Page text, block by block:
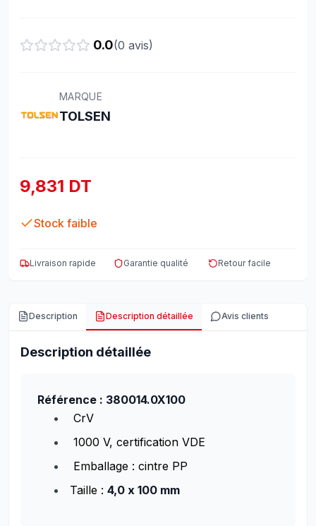
0.0(0 avis)
MARQUE
TOLSEN
9,831 DT
Stock faible
Livraison rapide Garantie qualité Retour facile
Description Description détaillée Avis clients
Description détaillée
Référence : 380014.0X100
CrV
1000 V, certification VDE
Emballage : cintre PP
Taille : 4,0 x 100 mm